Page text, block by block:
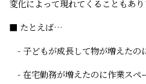
変化によって現れてくることもあり
■ たとえば…
- 子どもが成長して物が増えたの
- 在宅勤務が増えたのに作業スペ